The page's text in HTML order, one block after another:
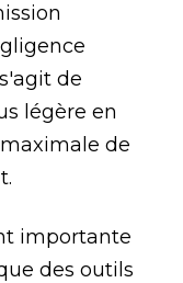
de
légère en
de
importante
des outils